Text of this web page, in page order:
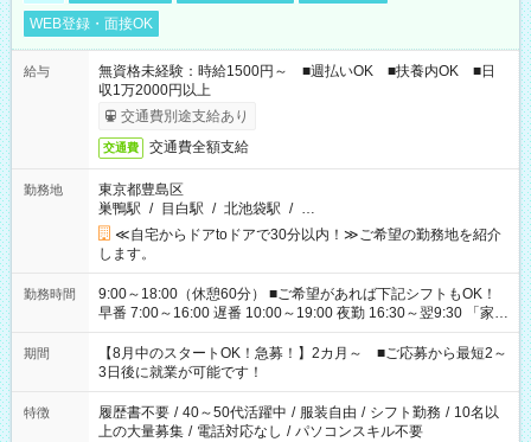
WEB登録・面接OK
給与
無資格未経験：時給1500円～ ■週払いOK ■扶養内OK ■日
収1万2000円以上
交通費別途支給あり
交通費 交通費全額支給
勤務地
東京都豊島区
巣鴨駅 / 目白駅 / 北池袋駅 / …
≪自宅からドアtoドアで30分以内！≫ご希望の勤務地を紹介
します。
勤務時間
9:00～18:00（休憩60分） ■ご希望があれば下記シフトもOK！
早番 7:00～16:00 遅番 10:00～19:00 夜勤 16:30～翌9:30 「家族
と休みを合わせたい」 「余裕を持って夕飯の準備がしたい」
「できれば残業はしたくない」 など、ご希望を教えてください
ね。 ※Wワーク希望の方へ 今ご覧のお仕事で希望する勤務時間
と、もう1つのお仕事の勤務時間。 合計で週40時間を超える場
合は応募できません。
期間
【8月中のスタートOK！急募！】2カ月～ ■ご応募から最短2～
3日後に就業が可能です！
特徴 履歴書不要 / 40～50代活躍中 / 服装自由 / シフト勤務 / 10名以
上の大量募集 / 電話対応なし / パソコンスキル不要